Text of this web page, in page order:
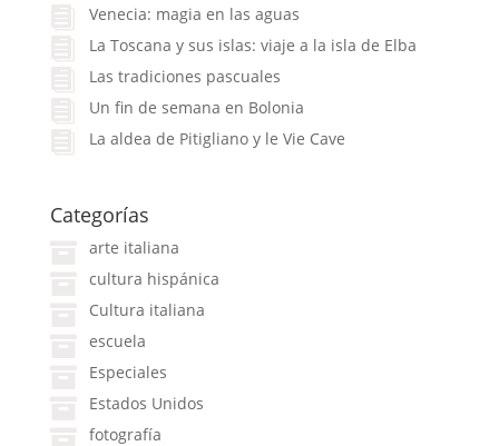
Venecia: magia en las aguas
La Toscana y sus islas: viaje a la isla de Elba
Las tradiciones pascuales
Un fin de semana en Bolonia
La aldea de Pitigliano y le Vie Cave
Categorías
arte italiana
cultura hispánica
Cultura italiana
escuela
Especiales
Estados Unidos
fotografía